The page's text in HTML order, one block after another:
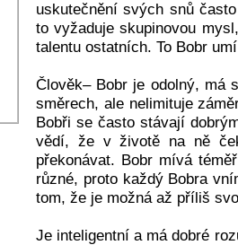
uskutečnění svých snů
to vyžaduje skupinovou
talentu ostatních. To Bobr
Člověk– Bobr je odolný, má
směrech, ale nelimituje
Bobři se často stávají
vědí, že v životě na ně
překonávat. Bobr mívá
různé, proto každý Bobra
tom, že je možná až příliš
Je inteligentní a má dobré